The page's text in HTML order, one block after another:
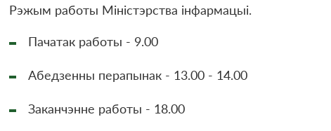
Рэжым работы Міністэрства інфармацыі.
Пачатак работы - 9.00
Абедзенны перапынак - 13.00 - 14.00
Заканчэнне работы - 18.00